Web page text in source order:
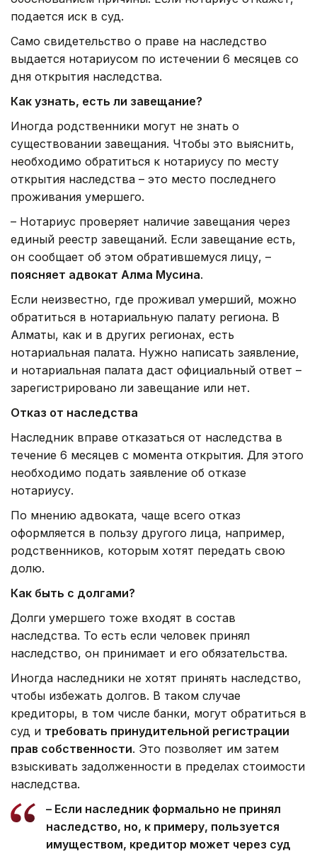
подается иск в суд.
Само свидетельство о праве на наследство
выдается нотариусом по истечении 6 месяцев со
дня открытия наследства.
Как узнать, есть ли завещание?
Иногда родственники могут не знать о
существовании завещания. Чтобы это выяснить,
необходимо обратиться к нотариусу по месту
открытия наследства – это место последнего
проживания умершего.
– Нотариус проверяет наличие завещания через
единый реестр завещаний. Если завещание есть,
он сообщает об этом обратившемуся лицу, –
поясняет адвокат Алма Мусина.
Если неизвестно, где проживал умерший, можно
обратиться в нотариальную палату региона. В
Алматы, как и в других регионах, есть
нотариальная палата. Нужно написать заявление,
и нотариальная палата даст официальный ответ –
зарегистрировано ли завещание или нет.
Отказ от наследства
Наследник вправе отказаться от наследства в
течение 6 месяцев с момента открытия. Для этого
необходимо подать заявление об отказе
нотариусу.
По мнению адвоката, чаще всего отказ
оформляется в пользу другого лица, например,
родственников, которым хотят передать свою
долю.
Как быть с долгами?
Долги умершего тоже входят в состав
наследства. То есть если человек принял
наследство, он принимает и его обязательства.
Иногда наследники не хотят принять наследство,
чтобы избежать долгов. В таком случае
кредиторы, в том числе банки, могут обратиться в
суд и требовать принудительной регистрации
прав собственности. Это позволяет им затем
взыскивать задолженности в пределах стоимости
наследства.
– Если наследник формально не принял
наследство, но, к примеру, пользуется
имуществом, кредитор может через суд